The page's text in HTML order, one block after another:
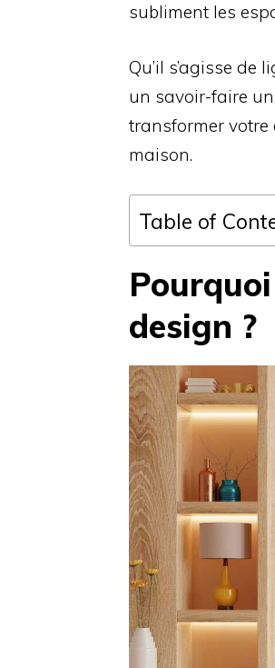
subliment les
Qu’il s’agisse
un savoir-faire
transformer
maison.
Table of
design ?